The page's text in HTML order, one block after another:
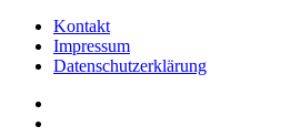
Kontakt
Impressum
Datenschutzerklärung